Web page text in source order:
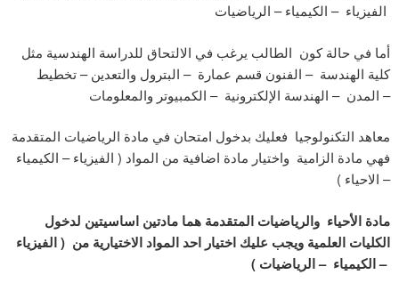
أما في حالة كون الطالب يرغب في الالتحاق للدراسة الهندسية مثل
كلية الهندسة – الفنون قسم عمارة – البترول والتعدين – تخطيط
المدن – الهندسة الإلكترونية – الكمبيوتر والمعلومات –
معاهد التكنولوجيا فعليك بدخول امتحان في مادة الرياضيات المتقدمة
فهي مادة الزامية واختيار مادة اضافية من المواد ( الفيزياء – الكيمياء
– الاحياء )
مادة الأحياء والرياضيات المتقدمة هما مادتين اساسيتين لدخول
الكليات العلمية ويجب عليك اختيار احد المواد الاختيارية من ( الفيزياء
– الكيمياء – الرياضيات )